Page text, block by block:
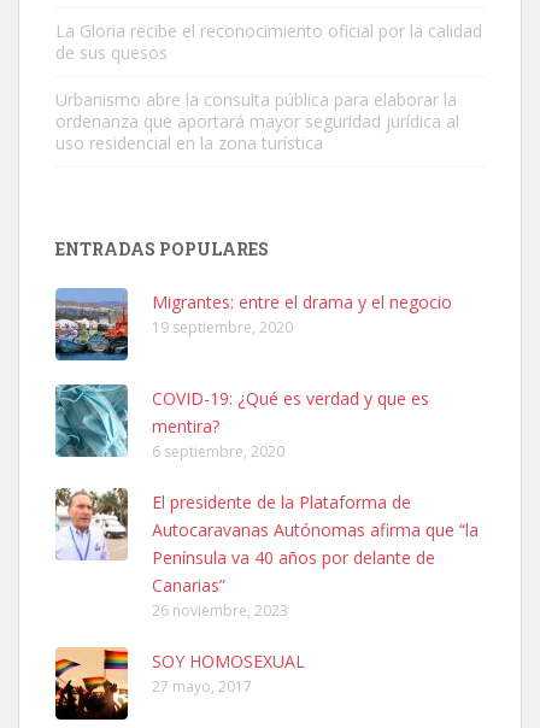
Leales.org » Gran Canaria
Ninfa perdida
El día 5 se los perdió una ninfa papillera, asustada tiene miedo a la
calle, se perdió por la zon...
Leales.org » Gran Canaria
6.7.2025
La Gloria recibe el reconocimiento oficial por la calidad
de sus quesos
Urbanismo abre la consulta pública para elaborar la
ordenanza que aportará mayor seguridad jurídica al
uso residencial en la zona turística
ENTRADAS POPULARES
Migrantes: entre el drama y el negocio
19 septiembre, 2020
COVID-19: ¿Qué es verdad y que es
mentira?
6 septiembre, 2020
El presidente de la Plataforma de
Autocaravanas Autónomas afirma que “la
Península va 40 años por delante de
Canarias”
26 noviembre, 2023
SOY HOMOSEXUAL
27 mayo, 2017